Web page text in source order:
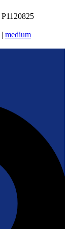
P1120825
| medium